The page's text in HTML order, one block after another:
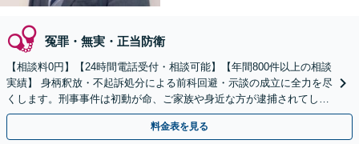
冤罪・無実・正当防衛
【相談料0円】【24時間電話受付・相談可能】【年間800件以上の相談
実績】 身柄釈放・不起訴処分による前科回避・示談の成立に全力を尽
くします。刑事事件は初動が命、ご家族や身近な方が逮捕されてしま
ったら一刻も早くお電話ください。
料金表を見る